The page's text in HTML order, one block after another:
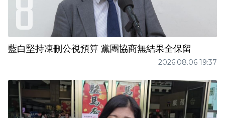
藍白堅持凍刪公視預算 黨團協商無結果全保留
2026.08.06 19:37